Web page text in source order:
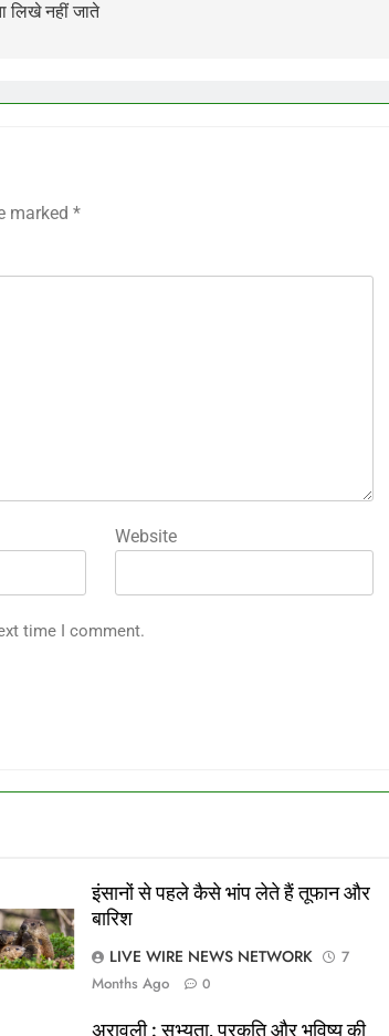
लिखे नहीं जाते
marked *
Website
time I comment.
इंसानों से पहले कैसे भांप लेते हैं तूफान और
बारिश
LIVE WIRE NEWS NETWORK
7
Months Ago
0
अरावली : सभ्यता, प्रकृति और भविष्य की